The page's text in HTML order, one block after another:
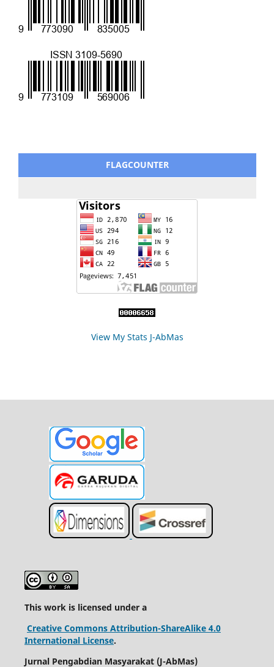
FLAGCOUNTER
View My Stats J-AbMas
This work is licensed under a
Creative Commons Attribution-ShareAlike 4.0
International License.
Jurnal Pengabdian Masyarakat (J-AbMas)